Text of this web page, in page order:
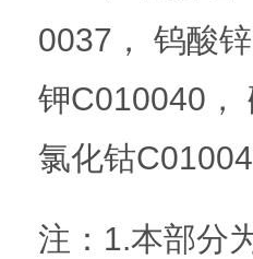
0037， 钨酸
钾C010040，
氯化钴
注：1.本部分